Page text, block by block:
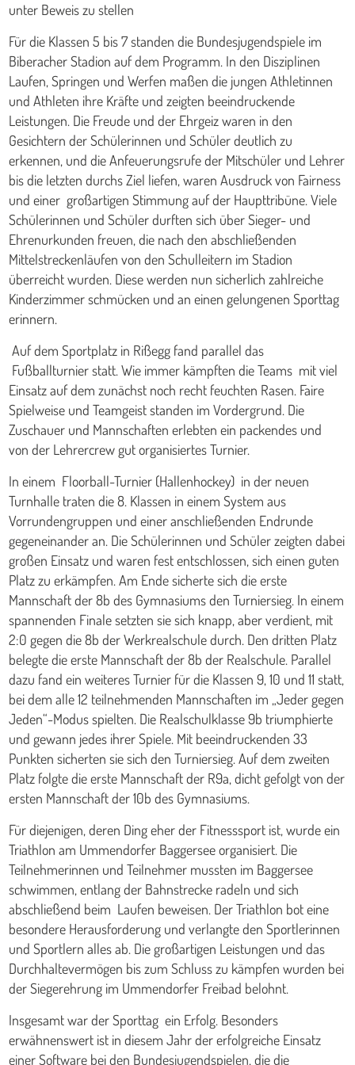
unter Beweis zu stellen
Für die Klassen 5 bis 7 standen die Bundesjugendspiele im
Biberacher Stadion auf dem Programm. In den Disziplinen
Laufen, Springen und Werfen maßen die jungen Athletinnen
und Athleten ihre Kräfte und zeigten beeindruckende
Leistungen. Die Freude und der Ehrgeiz waren in den
Gesichtern der Schülerinnen und Schüler deutlich zu
erkennen, und die Anfeuerungsrufe der Mitschüler und Lehrer
bis die letzten durchs Ziel liefen, waren Ausdruck von Fairness
und einer großartigen Stimmung auf der Haupttribüne. Viele
Schülerinnen und Schüler durften sich über Sieger- und
Ehrenurkunden freuen, die nach den abschließenden
Mittelstreckenläufen von den Schulleitern im Stadion
überreicht wurden. Diese werden nun sicherlich zahlreiche
Kinderzimmer schmücken und an einen gelungenen Sporttag
erinnern.
Auf dem Sportplatz in Rißegg fand parallel das
Fußballturnier statt. Wie immer kämpften die Teams mit viel
Einsatz auf dem zunächst noch recht feuchten Rasen. Faire
Spielweise und Teamgeist standen im Vordergrund. Die
Zuschauer und Mannschaften erlebten ein packendes und
von der Lehrercrew gut organisiertes Turnier.
In einem Floorball-Turnier (Hallenhockey) in der neuen
Turnhalle traten die 8. Klassen in einem System aus
Vorrundengruppen und einer anschließenden Endrunde
gegeneinander an. Die Schülerinnen und Schüler zeigten dabei
großen Einsatz und waren fest entschlossen, sich einen guten
Platz zu erkämpfen. Am Ende sicherte sich die erste
Mannschaft der 8b des Gymnasiums den Turniersieg. In einem
spannenden Finale setzten sie sich knapp, aber verdient, mit
2:0 gegen die 8b der Werkrealschule durch. Den dritten Platz
belegte die erste Mannschaft der 8b der Realschule. Parallel
dazu fand ein weiteres Turnier für die Klassen 9, 10 und 11 statt,
bei dem alle 12 teilnehmenden Mannschaften im „Jeder gegen
Jeden“-Modus spielten. Die Realschulklasse 9b triumphierte
und gewann jedes ihrer Spiele. Mit beeindruckenden 33
Punkten sicherten sie sich den Turniersieg. Auf dem zweiten
Platz folgte die erste Mannschaft der R9a, dicht gefolgt von der
ersten Mannschaft der 10b des Gymnasiums.
Für diejenigen, deren Ding eher der Fitnesssport ist, wurde ein
Triathlon am Ummendorfer Baggersee organisiert. Die
Teilnehmerinnen und Teilnehmer mussten im Baggersee
schwimmen, entlang der Bahnstrecke radeln und sich
abschließend beim Laufen beweisen. Der Triathlon bot eine
besondere Herausforderung und verlangte den Sportlerinnen
und Sportlern alles ab. Die großartigen Leistungen und das
Durchhaltevermögen bis zum Schluss zu kämpfen wurden bei
der Siegerehrung im Ummendorfer Freibad belohnt.
Insgesamt war der Sporttag ein Erfolg. Besonders
erwähnenswert ist in diesem Jahr der erfolgreiche Einsatz
einer Software bei den Bundesjugendspielen, die die